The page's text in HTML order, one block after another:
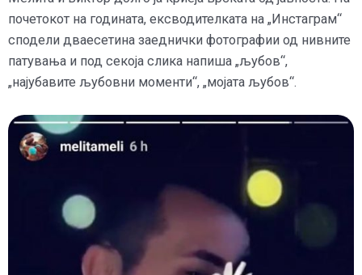
почетокот на годината, ексводителката на „Инстаграм“
сподели дваесетина заеднички фотографии од нивните
патувања и под секоја слика напиша „љубов“,
„најубавите љубовни моменти“, „мојата љубов“.